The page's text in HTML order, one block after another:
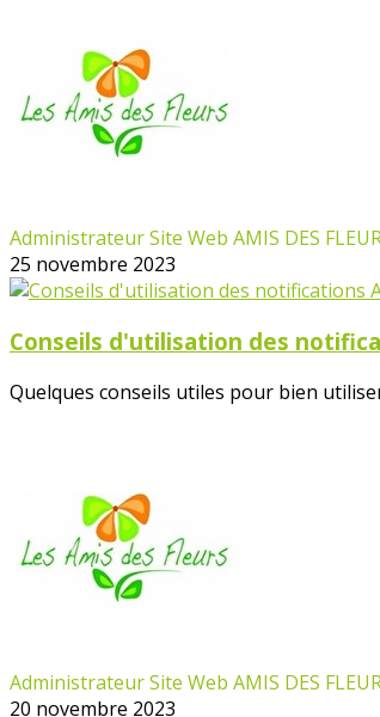
Administrateur Site Web AMIS DES
25 novembre 2023
Conseils d'utilisation des
Quelques conseils utiles pour bien
Administrateur Site Web AMIS DES
20 novembre 2023